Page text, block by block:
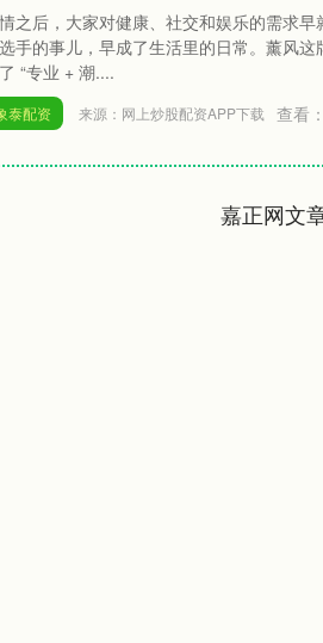
之后，大家对健康、社交和娱乐的需求
手的事儿，早成了生活里的日常。薰风
“专业 + 潮....
泰配资 来源：网上炒股配资APP下载 查看：
嘉正网文